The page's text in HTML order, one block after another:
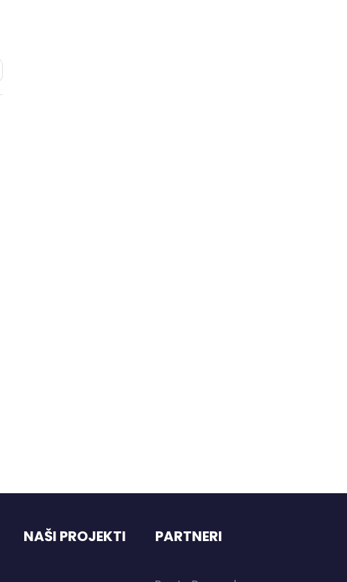
NAŠI PROJEKTI PARTNERI